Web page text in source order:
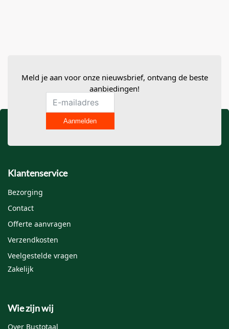
Meld je aan voor onze nieuwsbrief, ontvang de beste
aanbiedingen!
Aanmelden
Klantenservice
Bezorging
Contact
Offerte aanvragen
Verzendkosten
Veelgestelde vragen
Zakelijk
Wie zijn wij
Over Bustotaal